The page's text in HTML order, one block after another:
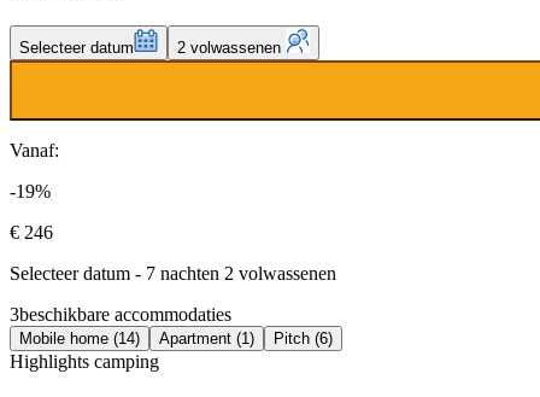
Selecteer datum 2 volwassenen
Vanaf:
-19%
€ 246
Selecteer datum - 7 nachten 2 volwassenen
3beschikbare accommodaties
Mobile home (14) Apartment (1) Pitch (6)
Highlights camping